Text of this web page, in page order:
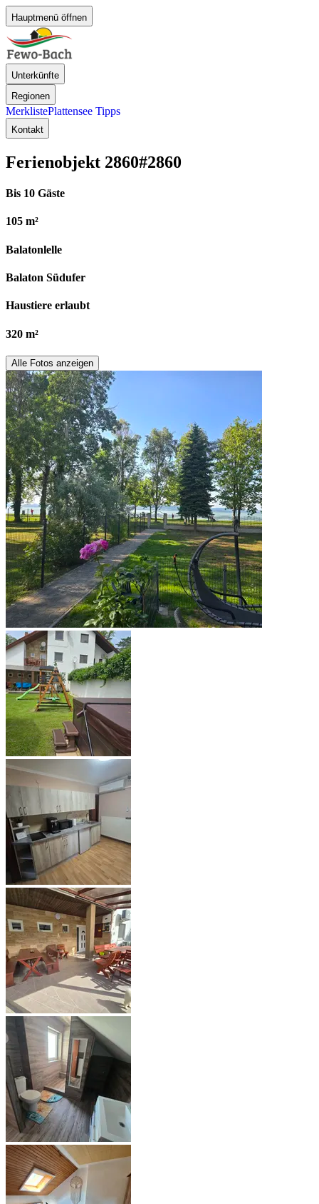
Hauptmenü öffnen
Unterkünfte
Regionen
MerklistePlattensee Tipps
Kontakt
Ferienobjekt 2860#2860
Bis 10 Gäste
105 m²
Balatonlelle
Balaton Südufer
Haustiere erlaubt
320 m²
Alle Fotos anzeigen